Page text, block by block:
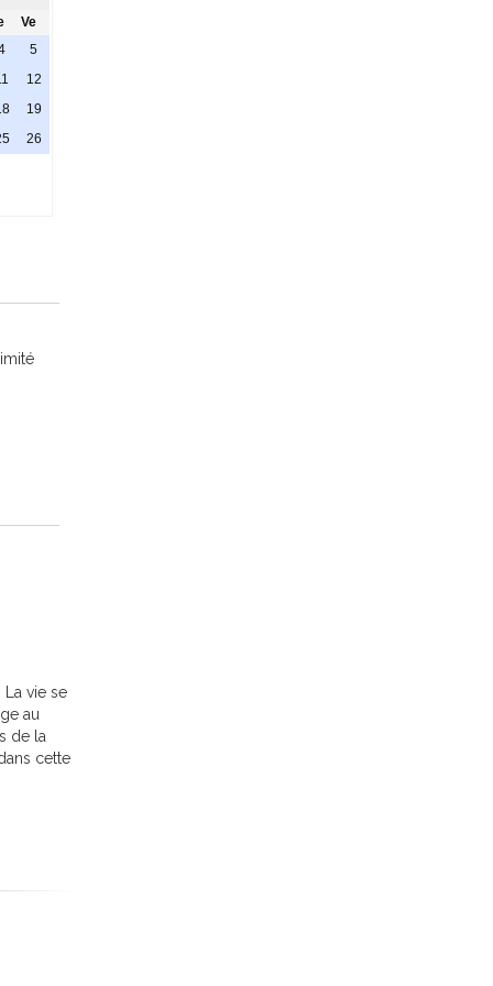
Ve
5
12
19
26
vie se
au
de la
cette